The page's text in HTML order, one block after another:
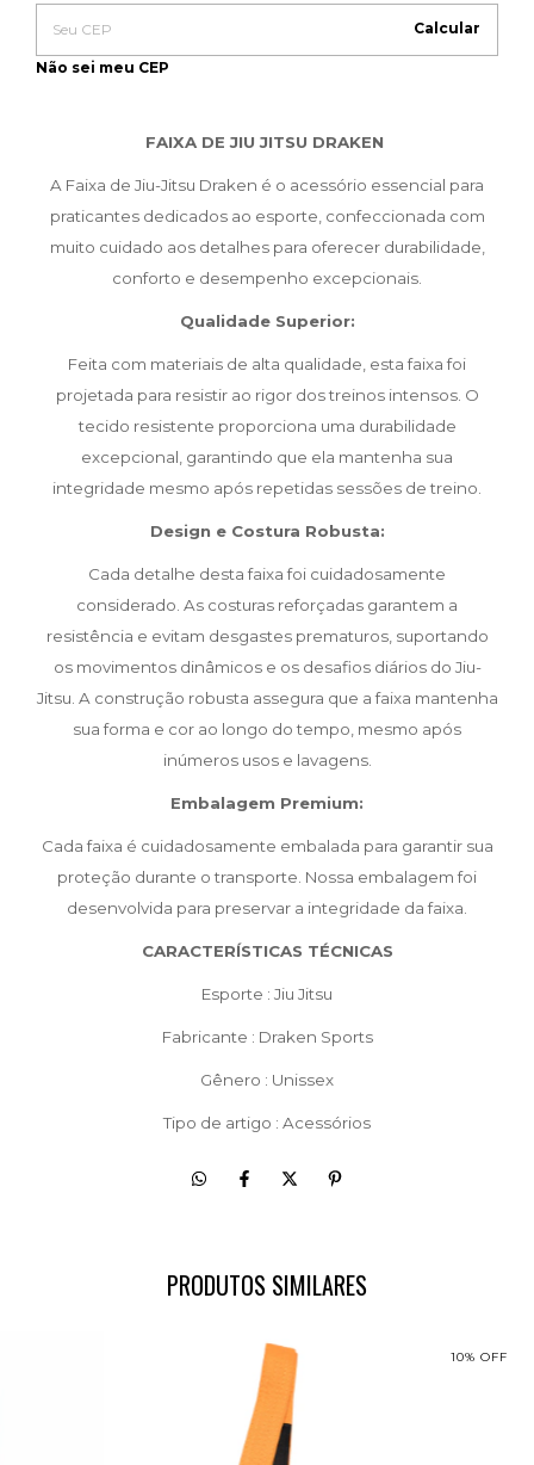
Calcular
Não sei meu CEP
FAIXA DE JIU JITSU DRAKEN
A Faixa de Jiu-Jitsu Draken é o acessório essencial para
praticantes dedicados ao esporte, confeccionada com
muito cuidado aos detalhes para oferecer durabilidade,
conforto e desempenho excepcionais.
Qualidade Superior:
Feita com materiais de alta qualidade, esta faixa foi
projetada para resistir ao rigor dos treinos intensos. O
tecido resistente proporciona uma durabilidade
excepcional, garantindo que ela mantenha sua
integridade mesmo após repetidas sessões de treino.
Design e Costura Robusta:
Cada detalhe desta faixa foi cuidadosamente
considerado. As costuras reforçadas garantem a
resistência e evitam desgastes prematuros, suportando
os movimentos dinâmicos e os desafios diários do Jiu-
Jitsu. A construção robusta assegura que a faixa mantenha
sua forma e cor ao longo do tempo, mesmo após
inúmeros usos e lavagens.
Embalagem Premium:
Cada faixa é cuidadosamente embalada para garantir sua
proteção durante o transporte. Nossa embalagem foi
desenvolvida para preservar a integridade da faixa.
CARACTERÍSTICAS TÉCNICAS
Esporte : Jiu Jitsu
Fabricante : Draken Sports
Gênero : Unissex
Tipo de artigo : Acessórios
PRODUTOS SIMILARES
10%OFF